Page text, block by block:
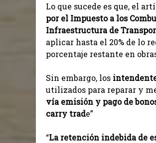
Lo que sucede es que, el
por el Impuesto a los
Infraestructura de
aplicar hasta el 20% de lo
porcentaje restante en
Sin embargo, los
utilizados para reparar y
vía emisión y pago de
carry trade”
“La retención indebida de